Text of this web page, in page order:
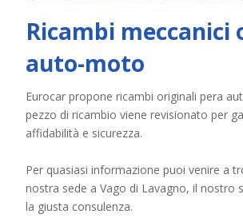
Ricambi meccanici
auto-moto
Eurocar propone ricambi originali pera
pezzo di ricambio viene revisionato per
affidabilità e sicurezza.
Per quasiasi informazione puoi venire a
nostra sede a Vago di Lavagno, il nostro
la giusta consulenza.